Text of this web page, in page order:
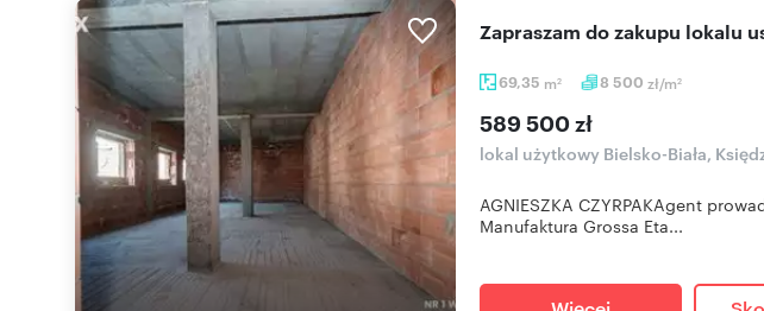
69,35 m2 8 500 zł/m2
Zapraszam do zakupu
589 500 zł
lokal użytkowy Bielsko-Biała,
AGNIESZKA CZYRPAKAgent
Manufaktura Grossa Eta...